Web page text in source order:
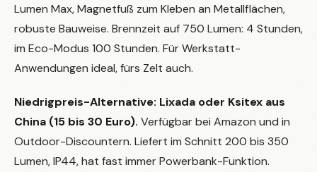
Lumen Max, Magnetfuß zum Kleben an Metallflächen,
robuste Bauweise. Brennzeit auf 750 Lumen: 4 Stunden,
im Eco-Modus 100 Stunden. Für Werkstatt-
Anwendungen ideal, fürs Zelt auch.
Niedrigpreis-Alternative: Lixada oder Ksitex aus
China (15 bis 30 Euro). Verfügbar bei Amazon und in
Outdoor-Discountern. Liefert im Schnitt 200 bis 350
Lumen, IP44, hat fast immer Powerbank-Funktion.